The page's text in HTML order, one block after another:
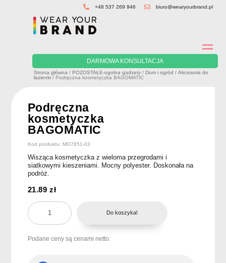
+48 537 269 946 biuro@wearyourbrand.pl
DARMOWA KONSULTACJA
Strona główna / POZOSTAŁE-ogolna gadzety / Dom i ogród /Akcesoria do
łazienki / Podręczna kosmetyczka BAGOMATIC
Podręczna
kosmetyczka
BAGOMATIC
Kod produktu: MO7651-03
Wisząca kosmetyczka z wieloma przegrodami i
siatkowymi kieszeniami. Mocny polyester. Doskonała na
podróż.
21.89zł
ilość
Podręczna
kosmetyczka
BAGOMATIC
Do koszyka!
Podane ceny są cenami netto.